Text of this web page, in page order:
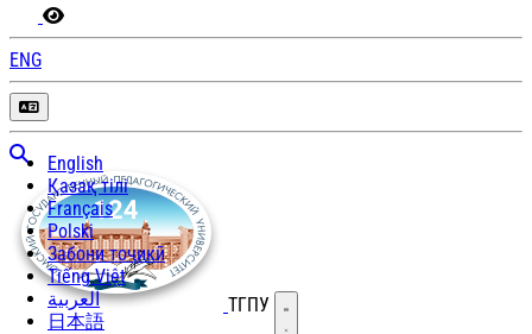
ENG
English
Қазақ тілі
Français
Polski
Забони тоҷикӣ
Tiếng Việt
العربية
日本語
ТГПУ Открыть меню